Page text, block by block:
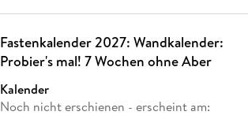
Fastenkalender 2027: Wandkalender:
Probier's mal! 7 Wochen ohne Aber
Kalender
Noch nicht erschienen - erscheint am: